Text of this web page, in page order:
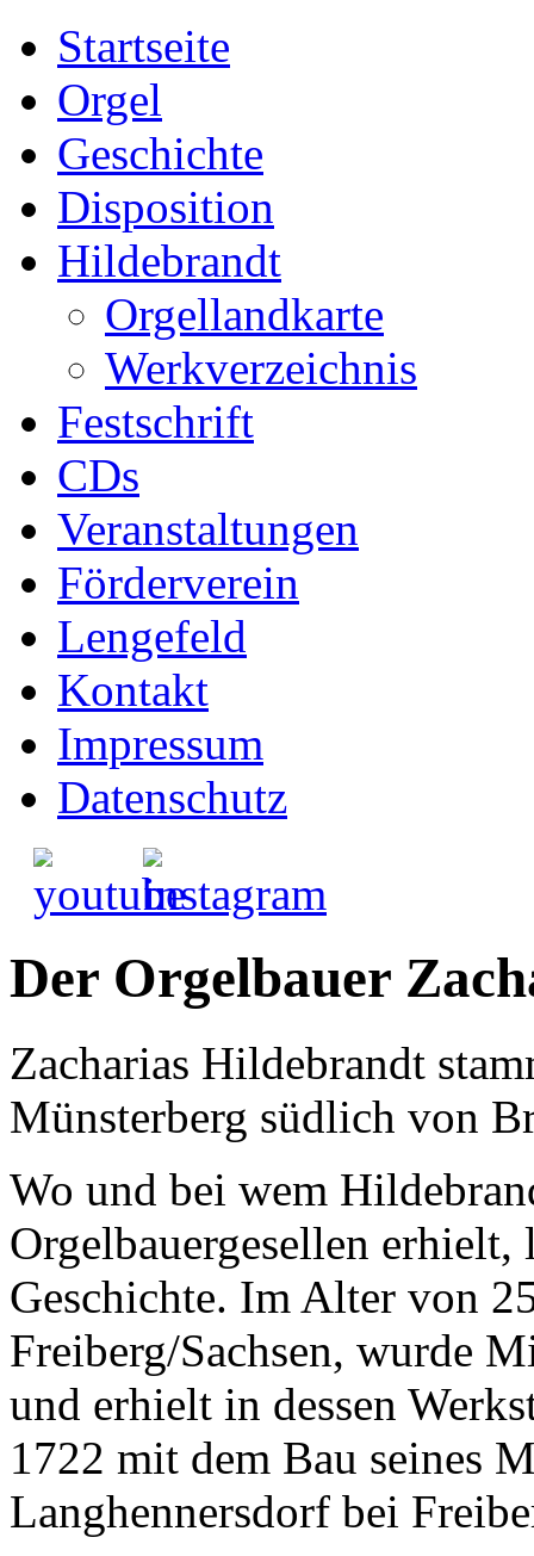
Startseite
Orgel
Geschichte
Disposition
Hildebrandt
Orgellandkarte
Werkverzeichnis
Festschrift
CDs
Veranstaltungen
Förderverein
Lengefeld
Kontakt
Impressum
Datenschutz
Der Orgelbauer
Zacharias Hildebrandt
Münsterberg südlich von
Wo und bei wem
Orgelbauergesellen
Geschichte. Im Alter von
Freiberg/Sachsen, wurde
und erhielt in dessen
1722 mit dem Bau seines
Langhennersdorf bei